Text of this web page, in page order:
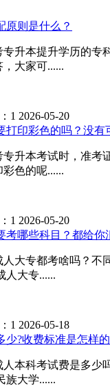
原则是什么？
升本提升学历的
大家可......
1 2026-05-20
印彩色的吗？没有
升本考试时，准
色的呢......
1 2026-05-20
考哪些科目？都给你
专都考啥吗？不
大专......
1 2026-05-18
?收费标准是怎样的
科考试费是多少
大学......